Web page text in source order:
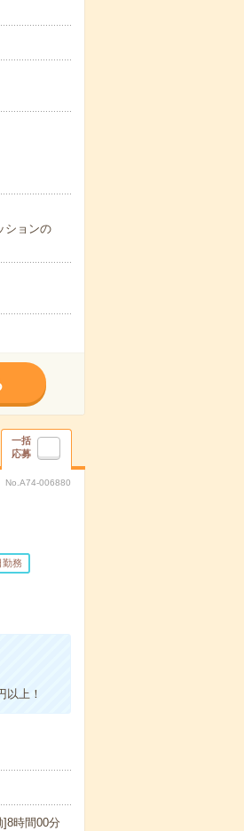
ションの
一括
応募
No.A74-006880
勤務
以上！
]8時間00分